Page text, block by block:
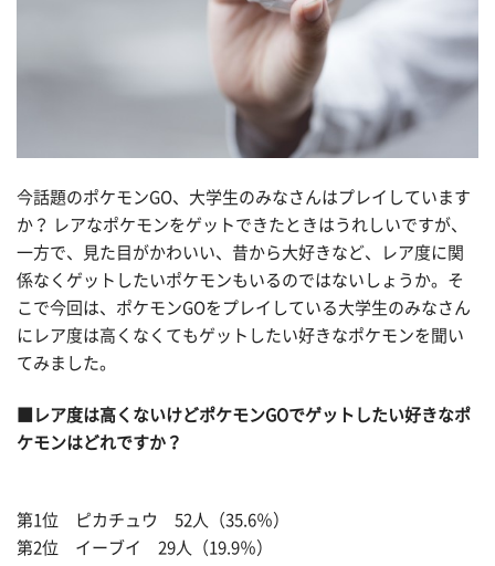
今話題のポケモンGO、大学生のみなさんはプレイしています
か？ レアなポケモンをゲットできたときはうれしいですが、
一方で、見た目がかわいい、昔から大好きなど、レア度に関
係なくゲットしたいポケモンもいるのではないしょうか。そ
こで今回は、ポケモンGOをプレイしている大学生のみなさん
にレア度は高くなくてもゲットしたい好きなポケモンを聞い
てみました。
■レア度は高くないけどポケモンGOでゲットしたい好きなポ
ケモンはどれですか？
第1位 ピカチュウ 52人（35.6％）
第2位 イーブイ 29人（19.9％）